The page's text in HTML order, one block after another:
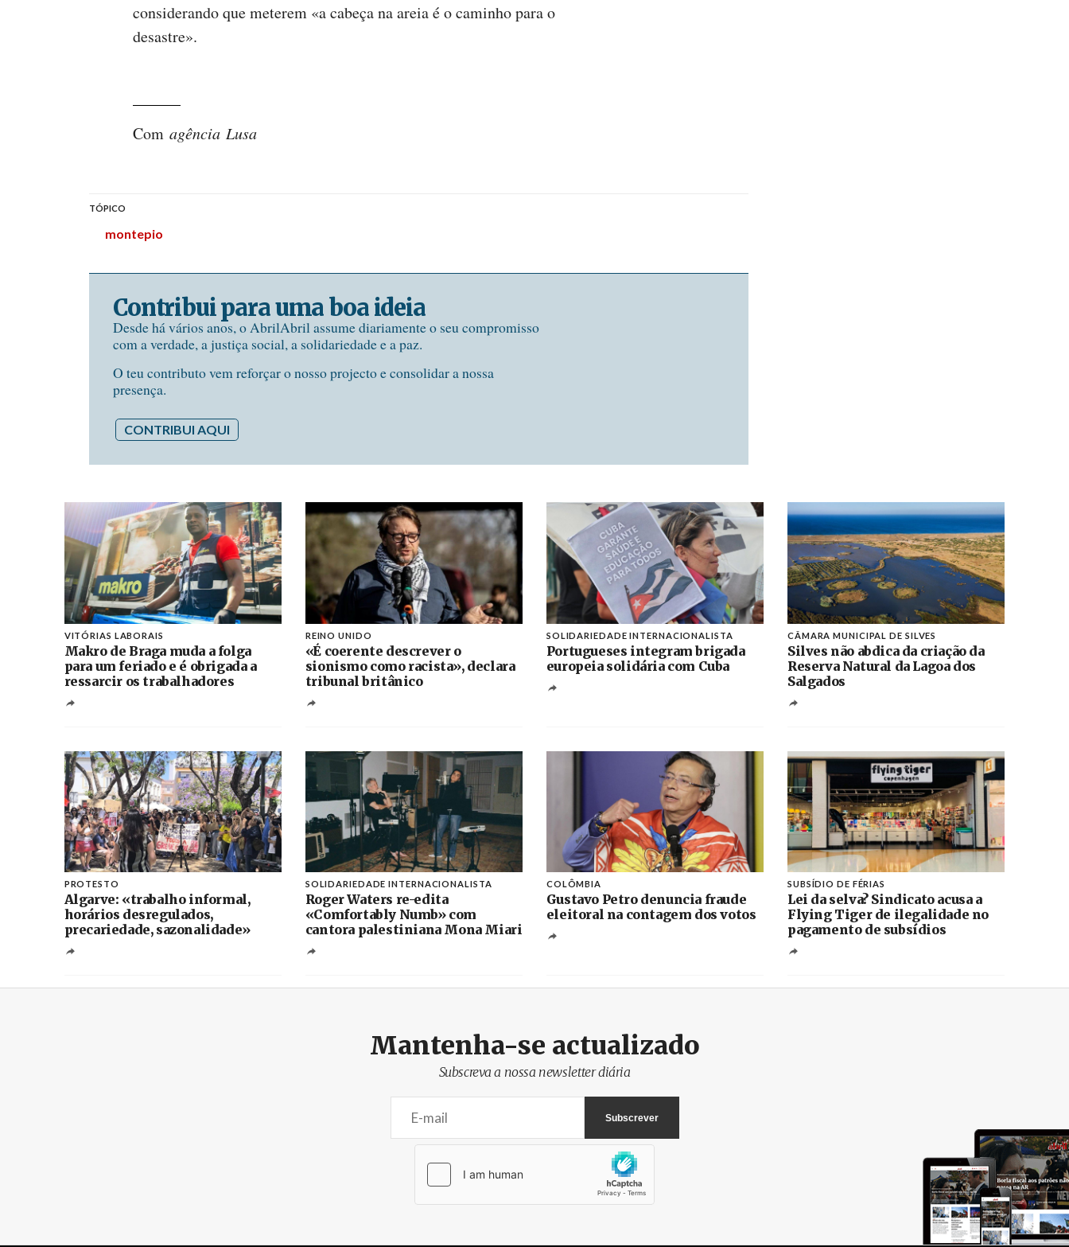
considerando que meterem «a cabeça na areia é o caminho para o
desastre».
Com agência Lusa
TÓPICO
montepio
Contribui para uma boa ideia
Desde há vários anos, o AbrilAbril assume diariamente o seu compromisso
com a verdade, a justiça social, a solidariedade e a paz.
O teu contributo vem reforçar o nosso projecto e consolidar a nossa
presença.
CONTRIBUI AQUI
VITÓRIAS LABORAIS
Makro de Braga muda a folga
para um feriado e é obrigada a
ressarcir os trabalhadores
REINO UNIDO
«É coerente descrever o
sionismo como racista», declara
tribunal britânico
SOLIDARIEDADE INTERNACIONALISTA
Portugueses integram brigada
europeia solidária com Cuba
CÂMARA MUNICIPAL DE SILVES
Silves não abdica da criação da
Reserva Natural da Lagoa dos
Salgados
PROTESTO
Algarve: «trabalho informal,
horários desregulados,
precariedade, sazonalidade»
SOLIDARIEDADE INTERNACIONALISTA
Roger Waters re-edita
«Comfortably Numb» com
cantora palestiniana Mona Miari
COLÔMBIA
Gustavo Petro denuncia fraude
eleitoral na contagem dos votos
SUBSÍDIO DE FÉRIAS
Lei da selva? Sindicato acusa a
Flying Tiger de ilegalidade no
pagamento de subsídios
Mantenha-se actualizado
Subscreva a nossa newsletter diária